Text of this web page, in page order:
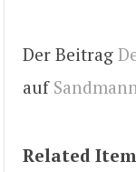
Der Beitrag
auf
Related